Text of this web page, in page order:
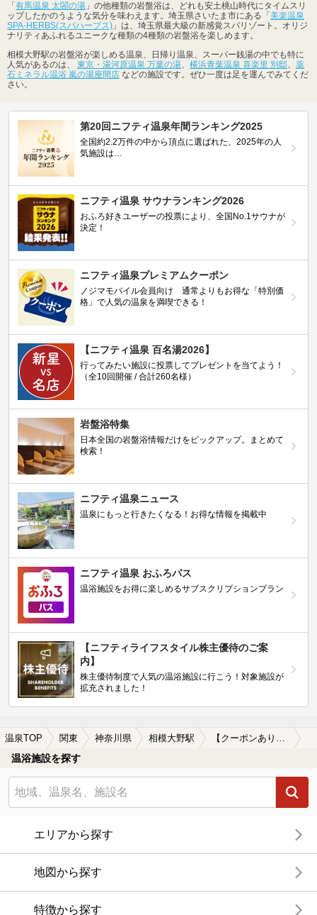
「 有馬温泉 太閤の湯 」の他種類の岩盤浴は、どれも安土桃山時代にタイムスリ
ップしたかのうような気分を味わえます。埼玉県さいたま市にある「 美楽温泉
SPA-HERBS(スパハーブス) 」は、埼玉県最大級の新感覚スパリゾート。オリジ
ナリティあふれるユニークな種類の4種類の岩盤浴を楽しめます。
相模大野駅の岩盤浴が楽しめる温泉、日帰り温泉、スーパー銭湯の中でも特に
人気があるのは、 東京・湯河原温泉 万葉の湯、 横浜青葉温泉 喜楽里 別邸、 薬
石ミネラル温浴 嵐の湯座間店 などの施設です。ぜひ一度は足を運んでみてくだ
さい。
第20回ニフティ温泉年間ランキング2025
全国約2.2万件の中から頂点に選ばれた、2025年の人
気施設は…
ニフティ温泉 サウナランキング2026
おふろ好きユーザーの投票により、全国No.1サウナが
決定！
ニフティ温泉プレミアムクーポン
ノジマモバイル会員向け 通常よりもお得な「特別価
格」で人気の温泉を満喫できる！
【ニフティ温泉 百名湯2026】
行ってみたい施設に投票してプレゼントを当てよう！
（全10回開催 / 合計260名様）
岩盤浴特集
日本全国の岩盤浴情報だけをピックアップ。まとめて
検索！
ニフティ温泉ニュース
温泉にもっと行きたくなる！お得な情報を掲載中
ニフティ温泉 おふろパス
温浴施設をお得に楽しめるサブスクリプションプラン
【ニフティライフスタイル株主優待のご案
内】
株主優待制度で人気の温浴施設に行こう！対象施設が
拡充されました！
温泉TOP 関東 神奈川県 相模大野駅
温浴施設を探す
エリアから探す
地図から探す
特徴から探す